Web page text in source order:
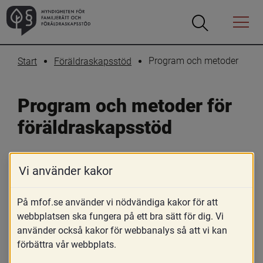
Öppna
Öppna
Menyn
Start Föräldraskapsstöd Program och metoder
Program och metoder för
föräldraskapsstöd
Här presenterar MFoF en översikt över
Sveriges kommuner och regioner
erbjuder. Översikten är resultatet av
den återrapportering som kommuner
Vi använder kakor
På mfof.se använder vi nödvändiga kakor för att
webbplatsen ska fungera på ett bra sätt för dig. Vi
använder också kakor för webbanalys så att vi kan
förbättra vår webbplats.